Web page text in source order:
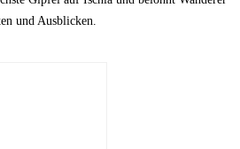
und Ausblicken.